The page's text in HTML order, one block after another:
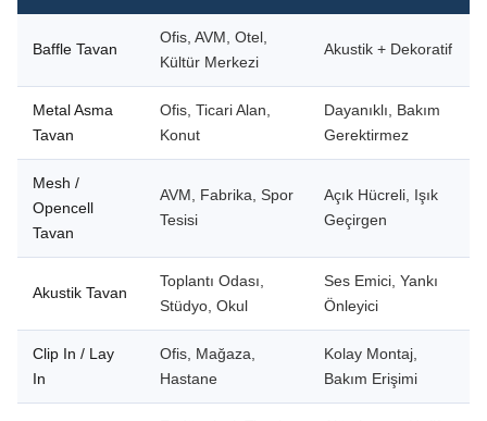
Baffle Tavan
Ofis, AVM, Otel,
Kültür Merkezi
Akustik + Dekoratif
Metal Asma
Tavan
Ofis, Ticari Alan,
Konut
Dayanıklı, Bakım
Gerektirmez
Mesh /
Opencell
Tavan
AVM, Fabrika, Spor
Tesisi
Açık Hücreli, Işık
Geçirgen
Akustik Tavan
Toplantı Odası,
Stüdyo, Okul
Ses Emici, Yankı
Önleyici
Clip In / Lay
In
Ofis, Mağaza,
Hastane
Kolay Montaj,
Bakım Erişimi